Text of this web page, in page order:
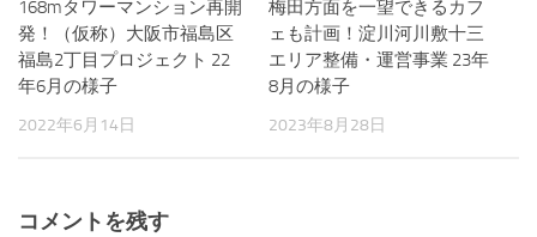
168mタワーマンション再開
発！（仮称）大阪市福島区
福島2丁目プロジェクト 22
年6月の様子
2022年6月14日
梅田方面を一望できるカフ
ェも計画！淀川河川敷十三
エリア整備・運営事業 23年
8月の様子
2023年8月28日
コメントを残す